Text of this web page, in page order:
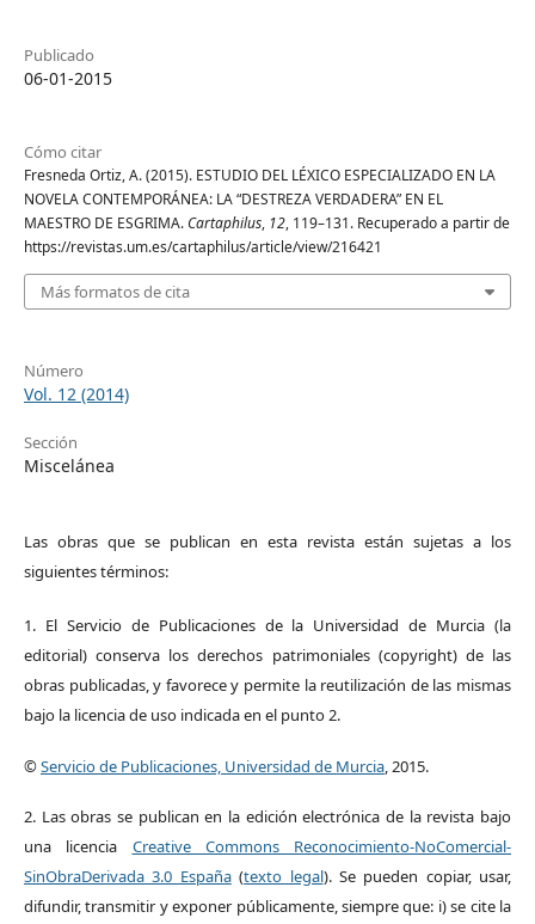
Publicado
06-01-2015
Cómo citar
Fresneda Ortiz, A. (2015). ESTUDIO DEL LÉXICO ESPECIALIZADO EN LA
NOVELA CONTEMPORÁNEA: LA “DESTREZA VERDADERA” EN EL
MAESTRO DE ESGRIMA.Cartaphilus, 12, 119–131. Recuperado a partir de
https://revistas.um.es/cartaphilus/article/view/216421
Más formatos de cita
Número
Vol. 12 (2014)
Sección
Miscelánea
Las obras que se publican en esta revista están sujetas a los
siguientes términos:
1. El Servicio de Publicaciones de la Universidad de Murcia (la
editorial) conserva los derechos patrimoniales (copyright) de las
obras publicadas, y favorece y permite la reutilización de las mismas
bajo la licencia de uso indicada en el punto 2.
©Servicio de Publicaciones, Universidad de Murcia, 2015.
2. Las obras se publican en la edición electrónica de la revista bajo
una licencia Creative Commons Reconocimiento-NoComercial-
SinObraDerivada 3.0 España(texto legal). Se pueden copiar, usar,
difundir, transmitir y exponer públicamente, siempre que: i) se cite la